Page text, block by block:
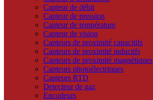
Capteur de débit
Capteur de pression
Capteur de température
Capteur de vision
Capteurs de proximité capacitifs
Capteurs de proximité inductifs
Capteurs de proximité magnétiques
Capteurs photoélectriques
Capteurs RTD
Detecteur de gaz
Encodeurs